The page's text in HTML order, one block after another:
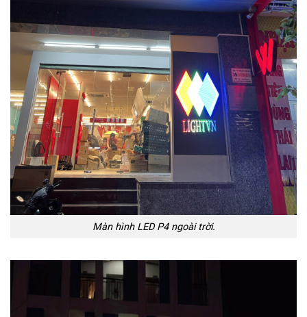
Màn hình LED P4 ngoài trời.